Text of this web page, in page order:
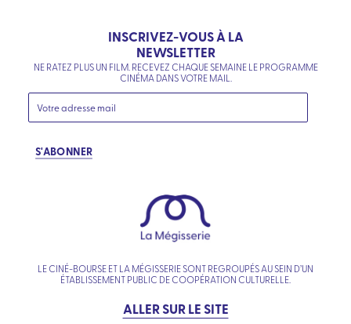
INSCRIVEZ-VOUS À LA
NEWSLETTER
NE RATEZ PLUS UN FILM. RECEVEZ CHAQUE SEMAINE LE PROGRAMME
CINÉMA DANS VOTRE MAIL.
S'ABONNER
LE CINÉ-BOURSE ET LA MÉGISSERIE SONT REGROUPÉS AU SEIN D’UN
ÉTABLISSEMENT PUBLIC DE COOPÉRATION CULTURELLE.
ALLER SUR LE SITE